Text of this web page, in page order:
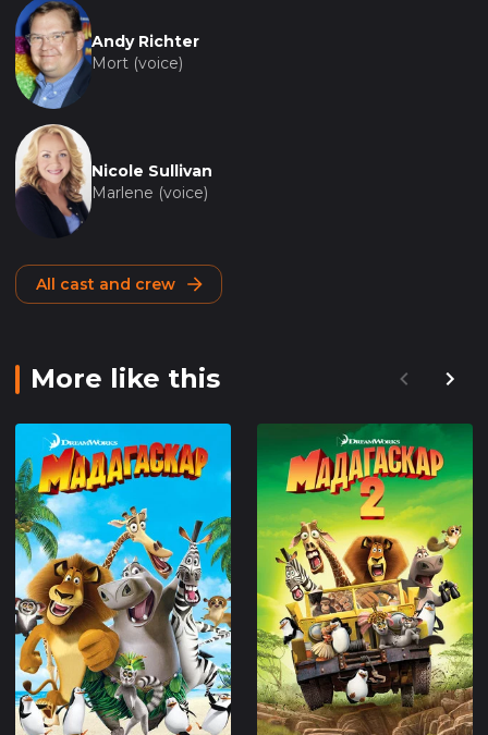
Andy Richter
Mort (voice)
Nicole Sullivan
Marlene (voice)
All cast and crew
More like this